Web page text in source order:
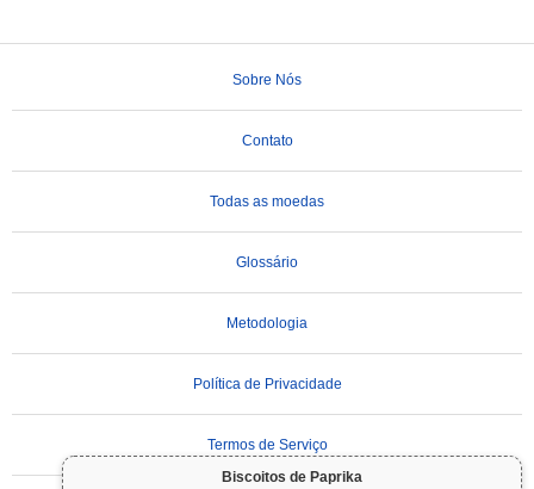
Biscoitos de Paprika
Sobre Nós
Contato
Todas as moedas
Glossário
Metodologia
Política de Privacidade
Termos de Serviço